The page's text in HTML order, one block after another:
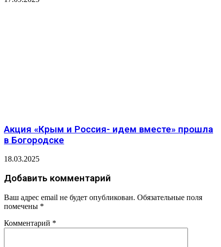
Акция «Крым и Россия- идем вместе» прошла
в Богородске
18.03.2025
Добавить комментарий
Ваш адрес email не будет опубликован. Обязательные поля
помечены *
Комментарий *